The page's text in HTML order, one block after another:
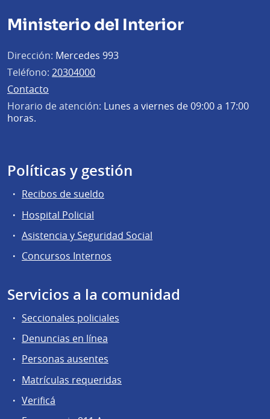
Ministerio del Interior
Dirección: Mercedes 993
Teléfono: 20304000
Contacto
Horario de atención: Lunes a viernes de 09:00 a 17:00
horas.
Políticas y gestión
Recibos de sueldo
Hospital Policial
Asistencia y Seguridad Social
Concursos Internos
Servicios a la comunidad
Seccionales policiales
Denuncias en línea
Personas ausentes
Matrículas requeridas
Verificá